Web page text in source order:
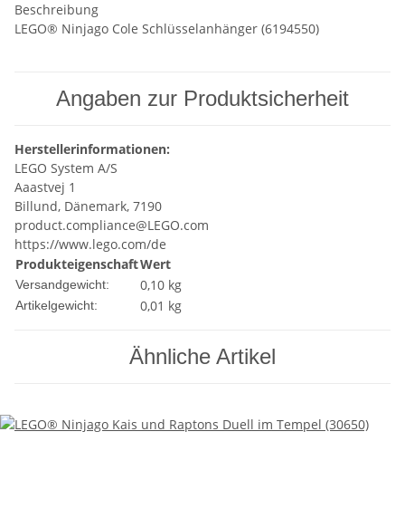
Beschreibung
LEGO® Ninjago Cole Schlüsselanhänger (6194550)
Angaben zur Produktsicherheit
Herstellerinformationen:
LEGO System A/S
Aaastvej 1
Billund, Dänemark, 7190
product.compliance@LEGO.com
https://www.lego.com/de
ProdukteigenschaftWert
Versandgewicht: 0,10 kg
Artikelgewicht: 0,01 kg
Ähnliche Artikel